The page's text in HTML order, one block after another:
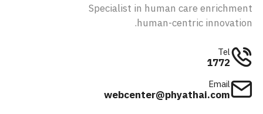
Specialist in human care enrichment
human-centric innovation.
Tel
1772
Email
webcenter@phyathai.com